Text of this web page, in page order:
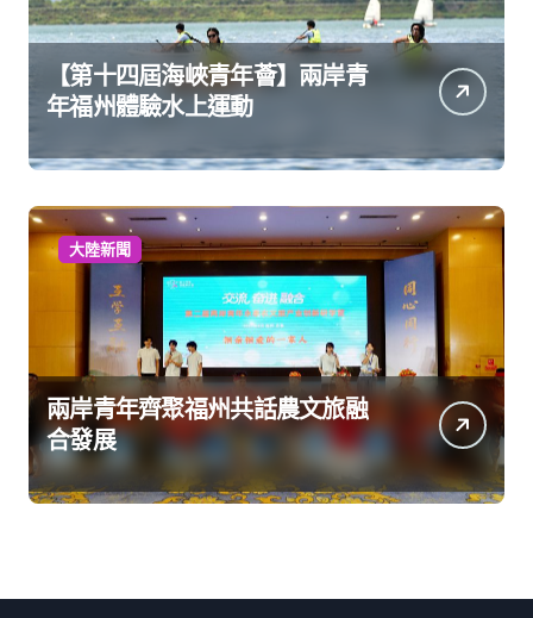
【第十四屆海峽青年薈】兩岸青
年福州體驗水上運動
大陸新聞
兩岸青年齊聚福州共話農文旅融
合發展